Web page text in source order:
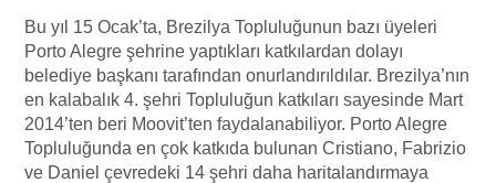
Bu yıl 15 Ocak’ta, Brezilya Topluluğunun bazı üyeleri
Porto Alegre şehrine yaptıkları katkılardan dolayı
belediye başkanı tarafından onurlandırıldılar. Brezilya’nın
en kalabalık 4. şehri Topluluğun katkıları sayesinde Mart
2014’ten beri Moovit’ten faydalanabiliyor. Porto Alegre
Topluluğunda en çok katkıda bulunan Cristiano, Fabrizio
ve Daniel çevredeki 14 şehri daha haritalandırmaya